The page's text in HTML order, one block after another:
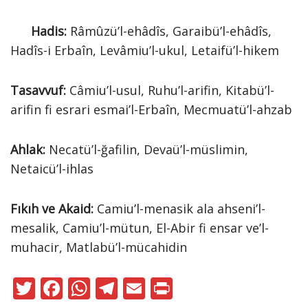
Hadis: Râmûzü’l-ehâdîs, Garaibü’l-ehâdîs,
Hadîs-i Erbaîn, Levâmiu’l-ukul, Letaifü’l-hikem
Tasavvuf: Câmiu’l-usul, Ruhu’l-arifin, Kitabü’l-
arifin fi esrari esmai’l-Erbaîn, Mecmuatü’l-ahzab
Ahlak: Necatü’l-ğafilin, Devaü’l-müslimin,
Netaicü’l-ihlas
Fıkıh ve Akaid: Camiu’l-menasik ala ahseni’l-
mesalik, Camiu’l-mütun, El-Abir fi ensar ve’l-
muhacir, Matlabü’l-mücahidin
T F W T E